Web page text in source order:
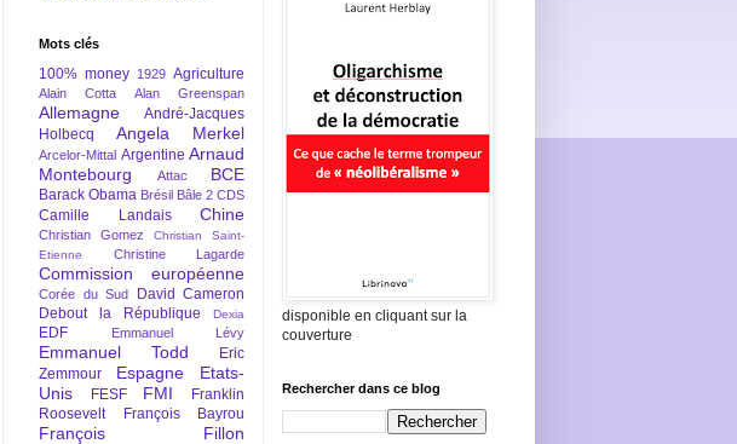
Mots clés
100% money 1929 Agriculture
Alain Cotta Alan Greenspan
Allemagne
André-Jacques
Holbecq
Angela Merkel
Arcelor-Mittal Argentine Arnaud
Montebourg
Attac BCE
Barack Obama Brésil Bâle 2 CDS
Camille Landais Chine
Christian Gomez
Christian Saint-
Etienne
Christine Lagarde
Commission européenne
Corée du Sud
David Cameron
Debout la République
Dexia
EDF Emmanuel Lévy
Emmanuel Todd
Eric
Zemmour
Espagne
Etats-
Unis
FESF FMI
Franklin
Roosevelt
François Bayrou
François Fillon
disponible en cliquant sur la
couverture
Rechercher dans ce blog